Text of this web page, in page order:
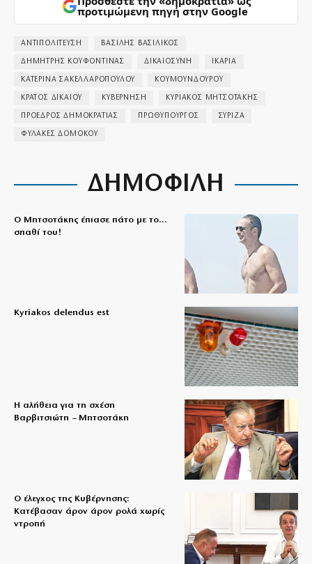
προτιμώμενη πηγή στην Google
ΑΝΤΙΠΟΛΙΤΕΥΣΗ ΒΑΣΙΛΗΣ ΒΑΣΙΛΙΚΟΣ
ΔΗΜΗΤΡΗΣ ΚΟΥΦΟΝΤΙΝΑΣ ΔΙΚΑΙΟΣΥΝΗ ΙΚΑΡΙΑ
ΚΑΤΕΡΙΝΑ ΣΑΚΕΛΛΑΡΟΠΟΥΛΟΥ ΚΟΥΜΟΥΝΔΟΥΡΟΥ
ΚΡΑΤΟΣ ΔΙΚΑΙΟΥ ΚΥΒΕΡΝΗΣΗ ΚΥΡΙΑΚΟΣ ΜΗΤΣΟΤΑΚΗΣ
ΠΡΟΕΔΡΟΣ ΔΗΜΟΚΡΑΤΙΑΣ ΠΡΩΘΥΠΟΥΡΓΟΣ ΣΥΡΙΖΑ
ΦΥΛΑΚΕΣ ΔΟΜΟΚΟΥ
ΔΗΜΟΦΙΛΗ
Ο Μητσοτάκης έπιασε πάτο με το…
σπαθί του!
Kyriakos delendus est
Η αλήθεια για τη σχέση
Βαρβιτσιώτη – Μητσοτάκη
Ο έλεγχος της Κυβέρνησης:
Κατέβασαν άρον άρον ρολά χωρίς
ντροπή